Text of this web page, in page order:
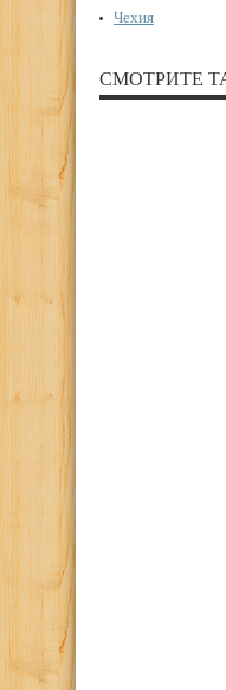
Чехия
СМОТРИТЕ